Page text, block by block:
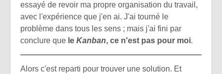
essayé de revoir ma propre organisation du travail,
avec l'expérience que j'en ai. J'ai tourné le
problème dans tous les sens ; mais j'ai fini par
conclure que le Kanban, ce n'est pas pour moi.
Alors c'est reparti pour trouver une solution. Et